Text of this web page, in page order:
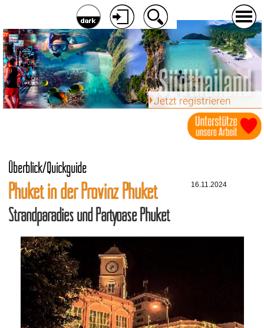
Jetzt registrieren
Überblick/Quickguide
16.11.2024
Phuket in der Provinz Phuket
Strandparadies und Partyoase Phuket